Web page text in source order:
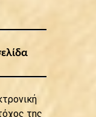
της